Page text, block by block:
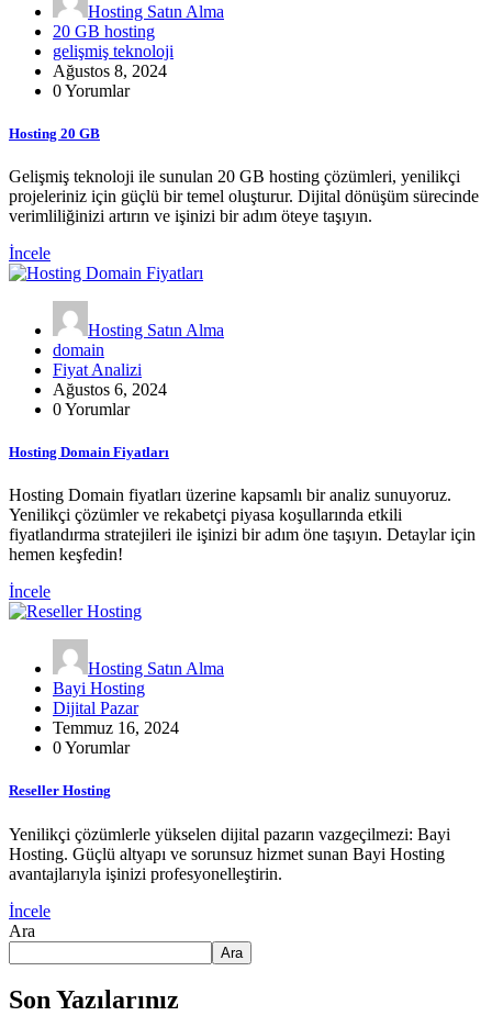
Hosting Satın Alma
20 GB hosting
gelişmiş teknoloji
Ağustos 8, 2024
0 Yorumlar
Hosting 20 GB
Gelişmiş teknoloji ile sunulan 20 GB hosting çözümleri, yenilikçi
projeleriniz için güçlü bir temel oluşturur. Dijital dönüşüm sürecinde
verimliliğinizi artırın ve işinizi bir adım öteye taşıyın.
İncele
Hosting Satın Alma
domain
Fiyat Analizi
Ağustos 6, 2024
0 Yorumlar
Hosting Domain Fiyatları
Hosting Domain fiyatları üzerine kapsamlı bir analiz sunuyoruz.
Yenilikçi çözümler ve rekabetçi piyasa koşullarında etkili
fiyatlandırma stratejileri ile işinizi bir adım öne taşıyın. Detaylar için
hemen keşfedin!
İncele
Hosting Satın Alma
Bayi Hosting
Dijital Pazar
Temmuz 16, 2024
0 Yorumlar
Reseller Hosting
Yenilikçi çözümlerle yükselen dijital pazarın vazgeçilmezi: Bayi
Hosting. Güçlü altyapı ve sorunsuz hizmet sunan Bayi Hosting
avantajlarıyla işinizi profesyonelleştirin.
İncele
Ara
Ara
Son Yazılarınız